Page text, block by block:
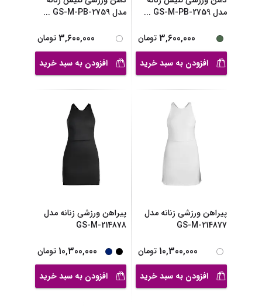
مدل GS-M-PB-2759
...
3,600,000تومان
افزودن به سبد خرید
مدل GS-M-PB-2759
...
3,600,000تومان
افزودن به سبد خرید
پیراهن ورزشی زنانه مدل
GS-M-214877
10,300,000 تومان
افزودن به سبد خرید
پیراهن ورزشی زنانه مدل
GS-M-214878
10,300,000 تومان
افزودن به سبد خرید